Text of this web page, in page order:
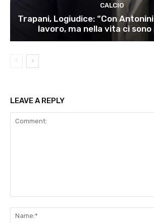
CALCIO
Trapani, Logiudice: “Con
lavoro, ma nella vita ci
LEAVE A REPLY